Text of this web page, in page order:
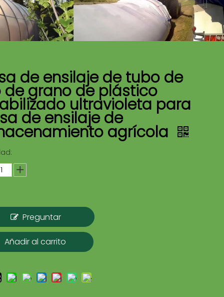
de ensilaje de tubo de
de grano de plástico
ultravioleta para
de ensilaje de
agrícola
Preguntar
Añadir al carrito